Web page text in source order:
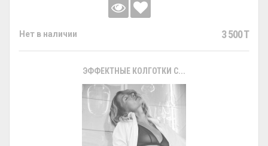
Нет в наличии 3 500 T
ЭФФЕКТНЫЕ КОЛГОТКИ С...